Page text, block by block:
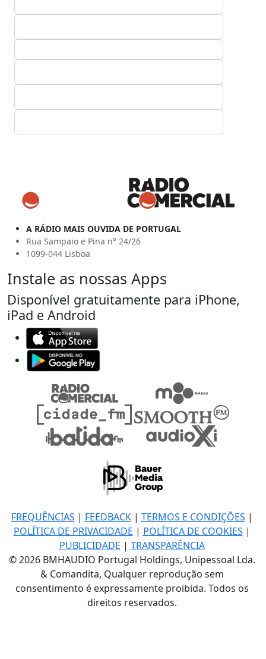
A RÁDIO MAIS OUVIDA DE PORTUGAL
Rua Sampaio e Pina n° 24/26
1099-044 Lisboa
Instale as nossas Apps
Disponível gratuitamente para iPhone,
iPad e Android
FREQUÊNCIAS | FEEDBACK| TERMOS E CONDIÇÕES |
POLÍTICA DE PRIVACIDADE | POLÍTICA DE COOKIES |
PUBLICIDADE | TRANSPARÊNCIA
© 2026 BMHAUDIO Portugal Holdings, Unipessoal Lda.
& Comandita, Qualquer reprodução sem
consentimento é expressamente proibida. Todos os
direitos reservados.